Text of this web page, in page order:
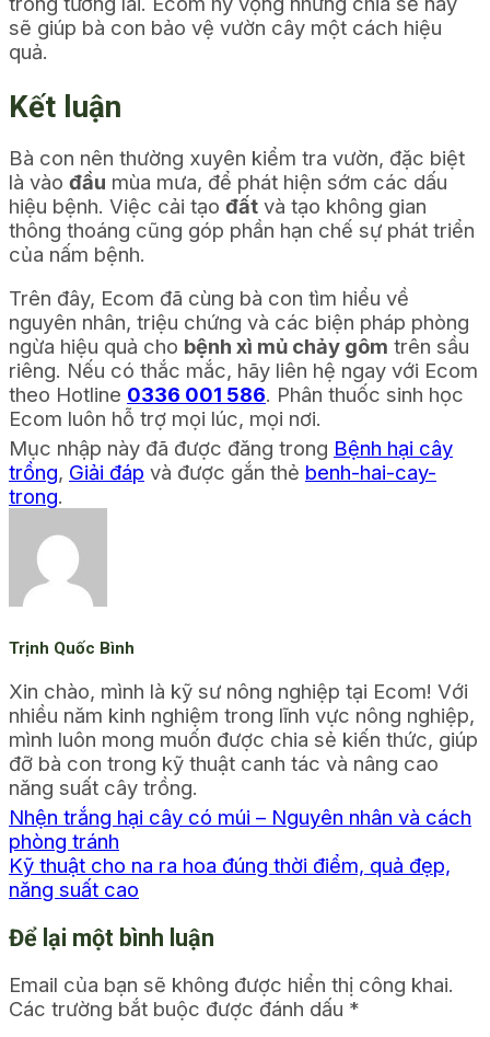
sẽ giúp bà con bảo vệ vườn cây một cách hiệu
quả.
Kết luận
Bà con nên thường xuyên kiểm tra vườn, đặc biệt
là vào đầu mùa mưa, để phát hiện sớm các dấu
hiệu bệnh. Việc cải tạo đất và tạo không gian
thông thoáng cũng góp phần hạn chế sự phát triển
của nấm bệnh.
Trên đây, Ecom đã cùng bà con tìm hiểu về
nguyên nhân, triệu chứng và các biện pháp phòng
ngừa hiệu quả cho bệnh xì mủ chảy gôm trên sầu
riêng. Nếu có thắc mắc, hãy liên hệ ngay với Ecom
theo Hotline 0336 001 586. Phân thuốc sinh học
Ecom luôn hỗ trợ mọi lúc, mọi nơi.
Mục nhập này đã được đăng trong Bệnh hại cây
trồng, Giải đáp và được gắn thẻ benh-hai-cay-
trong.
Trịnh Quốc Bình
Xin chào, mình là kỹ sư nông nghiệp tại Ecom! Với
nhiều năm kinh nghiệm trong lĩnh vực nông nghiệp,
mình luôn mong muốn được chia sẻ kiến thức, giúp
đỡ bà con trong kỹ thuật canh tác và nâng cao
năng suất cây trồng.
Nhện trắng hại cây có múi – Nguyên nhân và cách
phòng tránh
Kỹ thuật cho na ra hoa đúng thời điểm, quả đẹp,
năng suất cao
Để lại một bình luận
Email của bạn sẽ không được hiển thị công khai.
Các trường bắt buộc được đánh dấu *